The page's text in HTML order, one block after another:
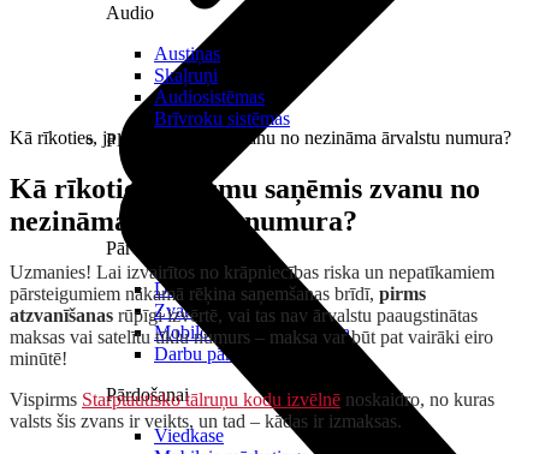
Pārvaldībai
Darbalaika uzskaite
Zvanu pārvaldnieks
Mobilo iekārtu pārvaldība
Darbu pārvaldnieks
Pārdošanai
Viedkase
Audio
Austiņas
Skaļruņi
Audiosistēmas
Brīvroku sistēmas
Planšetes
Kā rīkoties, ja esmu saņēmis zvanu no nezināma ārvalstu numura?
Kā rīkoties, ja esmu saņēmis zvanu no
nezināma ārvalstu numura?
Uzmanies! Lai izvairītos no krāpniecības riska un nepatīkamiem
pārsteigumiem nākamā rēķina saņemšanas brīdī, pirms
atzvanīšanas rūpīgi izvērtē, vai tas nav ārvalstu paaugstinātas
maksas vai satelītu tīklu numurs – maksa var būt pat vairāki eiro
minūtē!
Vispirms Starptautisko tālruņu kodu izvēlnē noskaidro, no kuras
valsts šis zvans ir veikts, un tad – kādas ir izmaksas.